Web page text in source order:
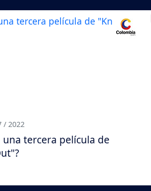
/ 2022
una tercera película de